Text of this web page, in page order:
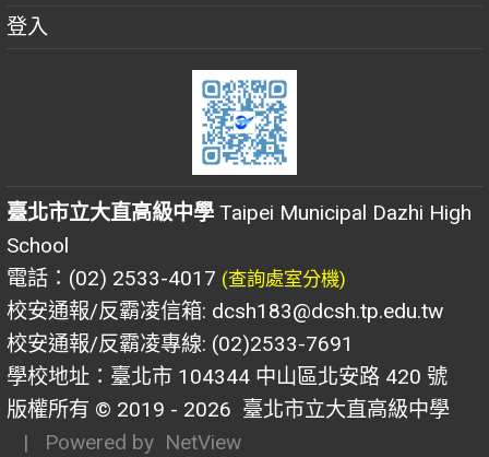
登入
臺北市立大直高級中學 Taipei Municipal Dazhi High
School
電話：(02) 2533-4017 (查詢處室分機)
校安通報/反霸凌信箱: dcsh183@dcsh.tp.edu.tw
校安通報/反霸凌專線: (02)2533-7691
學校地址：臺北市 104344 中山區北安路 420 號
版權所有 © 2019 - 2026 臺北市立大直高級中學
| Powered by NetView